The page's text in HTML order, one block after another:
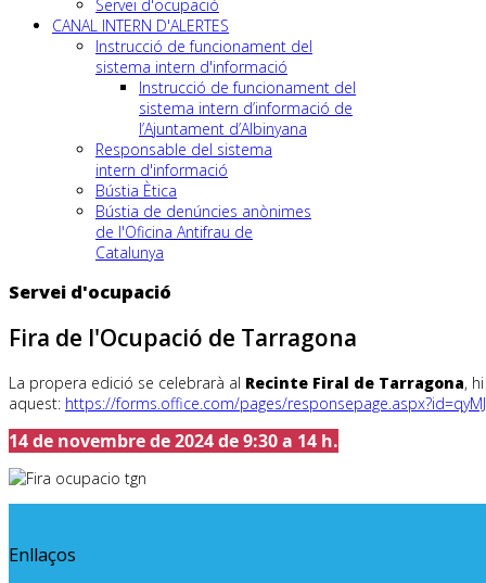
Servei d'ocupació
CANAL INTERN D'ALERTES
Instrucció de funcionament del
sistema intern d'informació
Instrucció de funcionament del
sistema intern d’informació de
l’Ajuntament d’Albinyana
Responsable del sistema
intern d'informació
Bústia Ètica
Bústia de denúncies anònimes
de l'Oficina Antifrau de
Catalunya
Servei d'ocupació
Fira de l'Ocupació de Tarragona
La propera edició se celebrarà al Recinte Firal de Tarragona,
aquest: https://forms.office.com/pages/
14 de novembre de 2024 de 9:30 a 14 h.
Enllaços